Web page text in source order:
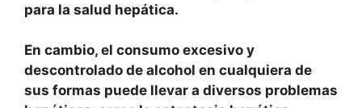
para la salud hepática.
En cambio, el consumo excesivo y
descontrolado de alcohol en cualquiera de
sus formas puede llevar a diversos problemas